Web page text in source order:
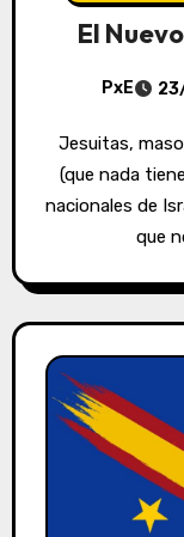
El
PxE
Jesuitas, masones, iluminati y sobretodo sionistas
(que nada
nacionales de
que